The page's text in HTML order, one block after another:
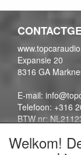
Expansie 20
8316 GA
E-mail:
Telefoon: +316
BTW nr:
Welkom!